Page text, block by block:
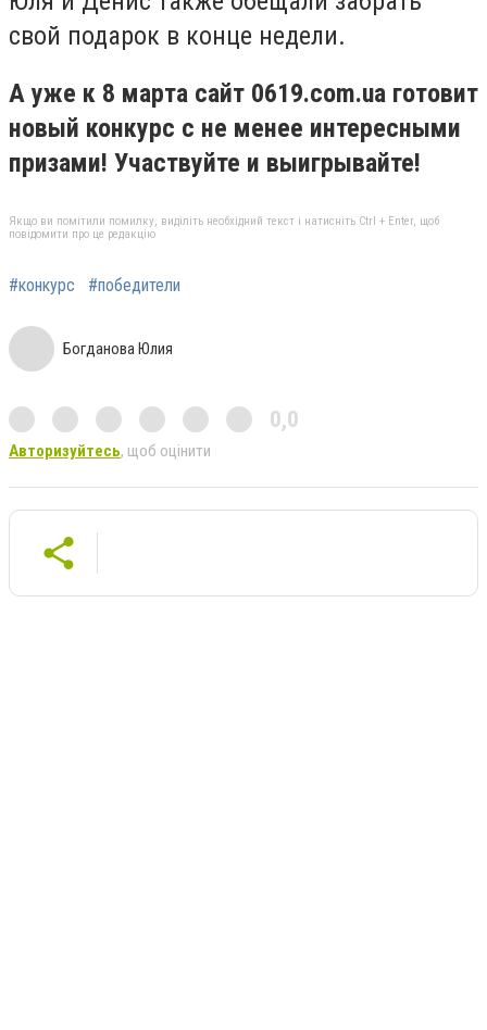
свой подарок в конце недели.
А уже к 8 марта сайт 0619.com.ua готовит
новый конкурс с не менее интересными
призами! Участвуйте и выигрывайте!
Якщо ви помітили помилку, виділіть необхідний текст і натисніть Ctrl + Enter, щоб
повідомити про це редакцію
#конкурс #победители
Богданова Юлия
0,0
Авторизуйтесь, щоб оцінити